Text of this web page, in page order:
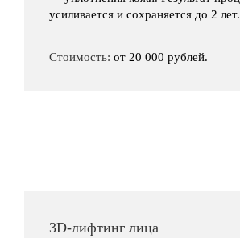
усиливается и сохраняется до 2 лет.
Стоимость: от 20 000 рублей.
3D-лифтинг лица